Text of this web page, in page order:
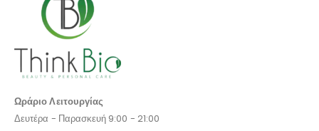
Ωράριο Λειτουργίας
Δευτέρα - Παρασκευή 9:00 - 21:00